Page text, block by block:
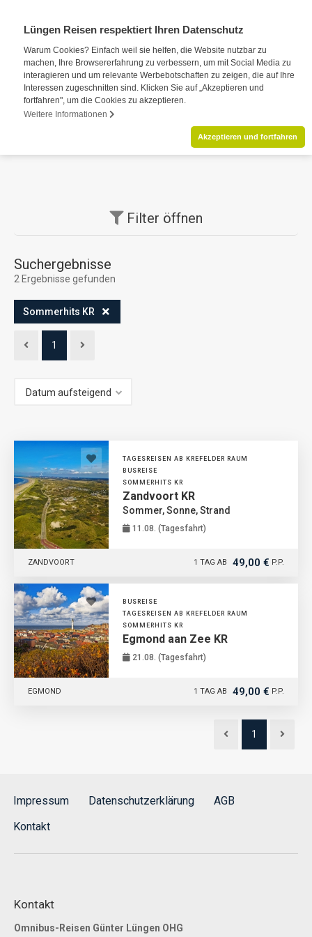
Lüngen Reisen respektiert Ihren Datenschutz
Warum Cookies? Einfach weil sie helfen, die Website nutzbar zu
machen, Ihre Browsererfahrung zu verbessern, um mit Social Media zu
interagieren und um relevante Werbebotschaften zu zeigen, die auf Ihre
Interessen zugeschnitten sind. Klicken Sie auf „Akzeptieren und
fortfahren", um die Cookies zu akzeptieren.
Weitere Informationen
Akzeptieren und fortfahren
Filter öffnen
Suchergebnisse
2 Ergebnisse gefunden
Sommerhits KR
1
TAGESREISEN AB KREFELDER RAUM
BUSREISE
SOMMERHITS KR
Zandvoort KR
Sommer, Sonne, Strand
11.08. (Tagesfahrt)
1 TAG AB 49,00 € P.P.
ZANDVOORT
BUSREISE
TAGESREISEN AB KREFELDER RAUM
SOMMERHITS KR
Egmond aan Zee KR
21.08. (Tagesfahrt)
1 TAG AB 49,00 € P.P.
EGMOND
1
Impressum Datenschutzerklärung
AGB
Kontakt
Kontakt
Omnibus-Reisen Günter Lüngen OHG